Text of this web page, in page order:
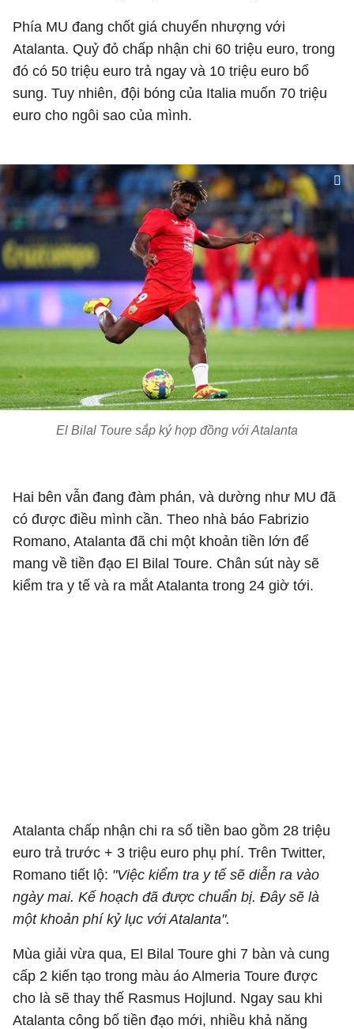
Phía MU đang chốt giá chuyển nhượng với
Atalanta. Quỷ đỏ chấp nhận chi 60 triệu euro, trong
đó có 50 triệu euro trả ngay và 10 triệu euro bổ
sung. Tuy nhiên, đội bóng của Italia muốn 70 triệu
euro cho ngôi sao của mình.
El Bilal Toure sắp ký hợp đồng với Atalanta
Hai bên vẫn đang đàm phán, và dường như MU đã
có được điều mình cần. Theo nhà báo Fabrizio
Romano, Atalanta đã chi một khoản tiền lớn để
mang về tiền đạo El Bilal Toure. Chân sút này sẽ
kiểm tra y tế và ra mắt Atalanta trong 24 giờ tới.
Atalanta chấp nhận chi ra số tiền bao gồm 28 triệu
euro trả trước + 3 triệu euro phụ phí. Trên Twitter,
Romano tiết lộ: "Việc kiểm tra y tế sẽ diễn ra vào
ngày mai. Kế hoạch đã được chuẩn bị. Đây sẽ là
một khoản phí kỷ lục với Atalanta".
Mùa giải vừa qua, El Bilal Toure ghi 7 bàn và cung
cấp 2 kiến tạo trong màu áo Almeria Toure được
cho là sẽ thay thế Rasmus Hojlund. Ngay sau khi
Atalanta công bố tiền đạo mới, nhiều khả năng